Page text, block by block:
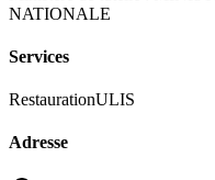
NATIONALE
Services
RestaurationULIS
Adresse